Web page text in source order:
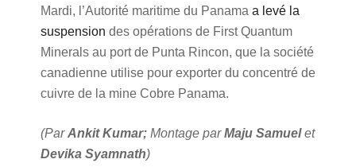
Mardi, l’Autorité maritime du Panama a levé la
suspension des opérations de First Quantum
Minerals au port de Punta Rincon, que la société
canadienne utilise pour exporter du concentré de
cuivre de la mine Cobre Panama.
(ParAnkit Kumar; Montage parMaju Samuelet
Devika Syamnath)